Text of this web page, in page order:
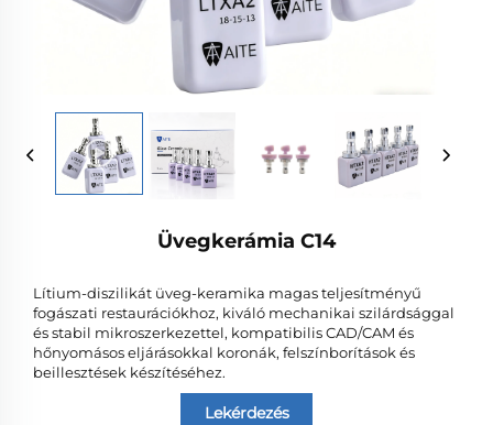
Üvegkerámia C14
Lítium-diszilikát üveg-keramika magas teljesítményű
fogászati restaurációkhoz, kiváló mechanikai szilárdsággal
és stabil mikroszerkezettel, kompatibilis CAD/CAM és
hőnyomásos eljárásokkal koronák, felszínborítások és
beillesztések készítéséhez.
Lekérdezés